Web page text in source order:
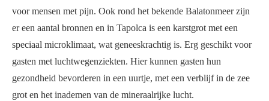
voor mensen met pijn. Ook rond het bekende Balatonmeer zijn
er een aantal bronnen en in Tapolca is een karstgrot met een
speciaal microklimaat, wat geneeskrachtig is. Erg geschikt voor
gasten met luchtwegenziekten. Hier kunnen gasten hun
gezondheid bevorderen in een uurtje, met een verblijf in de zee
grot en het inademen van de mineraalrijke lucht.